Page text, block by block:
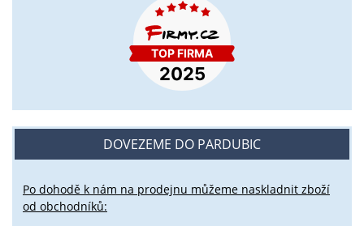
DOVEZEME DO PARDUBIC
Po dohodě k nám na prodejnu můžeme naskladnit zboží
od obchodníků: